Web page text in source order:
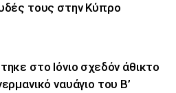
τους στην Κύπρο
στο Ιόνιο σχεδόν άθικτο
ναυάγιο του Β’